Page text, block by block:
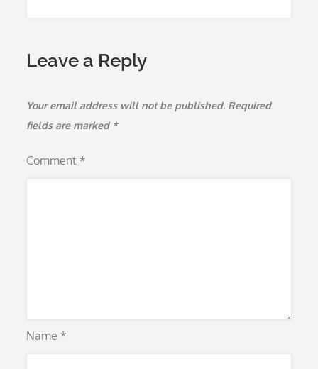
Leave a Reply
Your email address will not be published. Required
fields are marked *
Comment *
Name *